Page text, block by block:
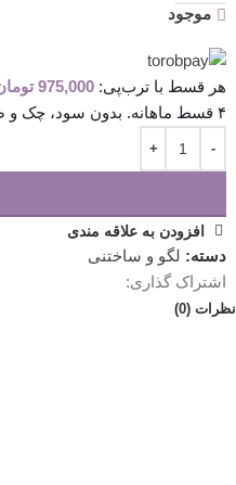
موجود
هر قسط با ترب‌پی: 975,000
۴ قسط ماهانه. بدون سود، چک و ضامن.
افزودن به علاقه مندی
دسته: لگو و ساختنی
اشتراک گذاری:
نظرات (0)